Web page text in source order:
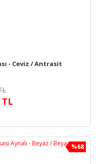
- Ceviz / Antrasit
TL
%68